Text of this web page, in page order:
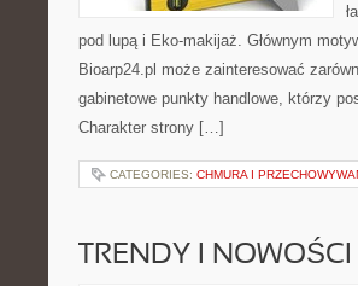
pod lupą i Eko-makijaż. Głównym
Bioarp24.pl może zainteresować
gabinetowe punkty handlowe, którzy
Charakter strony […]
CATEGORIES: CHMURA I
TRENDY I NOWOŚCI